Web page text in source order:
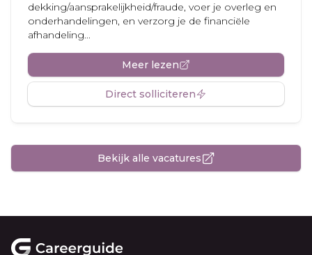
dekking/aansprakelijkheid/fraude, voer je overleg en
onderhandelingen, en verzorg je de financiële
afhandeling...
Meer lezen
Direct solliciteren
Bekijk alle vacatures